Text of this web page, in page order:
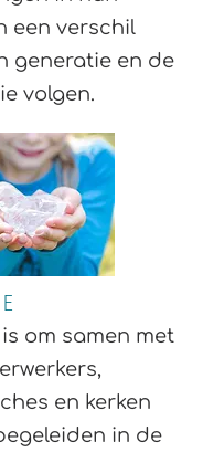
een verschil
generatie en de
volgen.
om samen met
en kerken
in de